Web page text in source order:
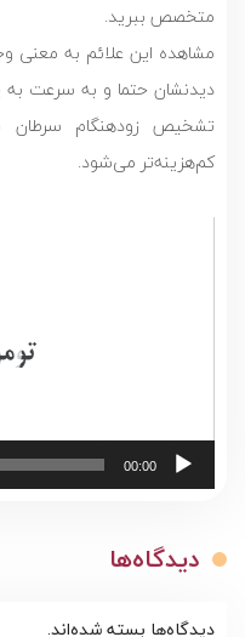
متخصص ببرید.
مشاهده این علائم به معنی
دیدنشان حتما و به سرعت
تشخیص زودهنگام سرطان
کم‌هزینه‌تر می‌شود.
00:00
دیدگاه‌ها
دیدگاه‌ها بسته شده‌اند.